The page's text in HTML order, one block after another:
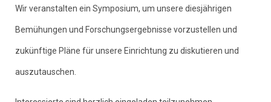
Wir veranstalten ein Symposium, um unsere diesjährigen
Bemühungen und Forschungsergebnisse vorzustellen und
zukünftige Pläne für unsere Einrichtung zu diskutieren und
auszutauschen.